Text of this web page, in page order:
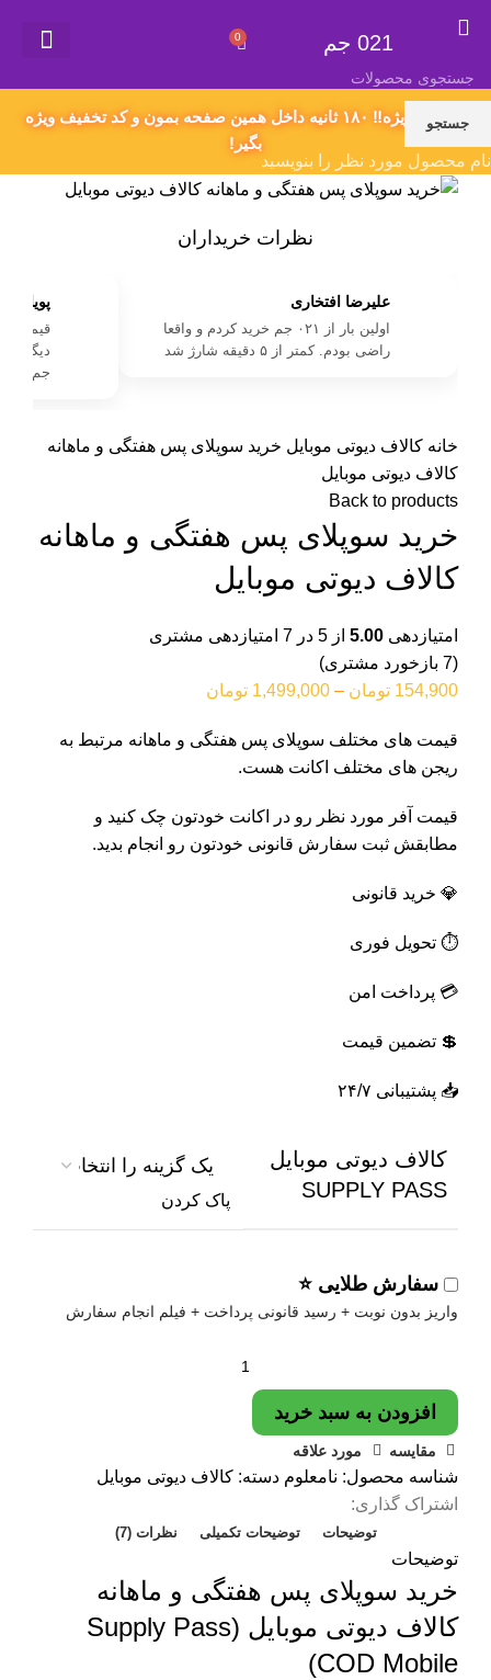
021 جم 0
پیشنهاد ویژه‼️ ۱۸۰ ثانیه داخل همین صفحه بمون و کد تخفیف ویژه
بگیر!
نظرات خریداران
علیرضا افتخاری
اولین بار از ۰۲۱ جم خرید کردم و واقعا
راضی بودم. کمتر از ۵ دقیقه شارژ شد
پویا
جم
خانه کالاف دیوتی موبایل خرید سوپلای پس هفتگی و ماهانه
کالاف دیوتی موبایل
Back to products
خرید سوپلای پس هفتگی و ماهانه
کالاف دیوتی موبایل
امتیازدهی 5.00 از 5 در 7 امتیازدهی مشتری
(
7 بازخورد مشتری)
154,900 تومان –
1,499,000 تومان
قیمت های مختلف سوپلای پس هفتگی و ماهانه مرتبط به
ریجن های مختلف اکانت هست.
قیمت آفر مورد نظر رو در اکانت خودتون چک کنید و
مطابقش ثبت سفارش قانونی خودتون رو انجام بدید.
💎 خرید قانونی
⏱️ تحویل فوری
💳 پرداخت امن
💲 تضمین قیمت
📥 پشتیبانی ۲۴/۷
کالاف دیوتی موبایل
SUPPLY PASS
پاک کردن
سفارش طلایی ⭐
واریز بدون نوبت + رسید قانونی پرداخت + فیلم انجام سفارش
افزودن به سبد خرید
مقایسه مورد علاقه
شناسه محصول: نامعلوم دسته: کالاف دیوتی موبایل
اشتراک گذاری:
توضیحات توضیحات تکمیلی نظرات (7)
توضیحات
خرید سوپلای پس هفتگی و ماهانه
کالاف دیوتی موبایل (Supply Pass
COD Mobile)
جستجو
نام محصول مورد نظر را بنویسید